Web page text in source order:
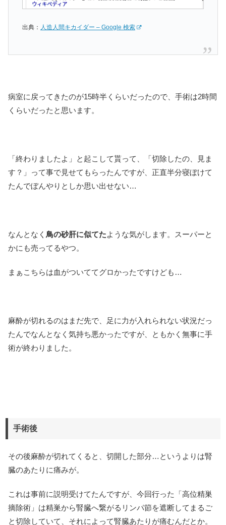
出典： 人造人間キカイダー – Google 検索
病室に戻ってきたのが15時半くらいだったので、手術は2時間
くらいだったと思います。
「終わりましたよ」と起こして貰って、「切除したの、見ま
す？」って事で見せてもらったんですが、正直半分寝ぼけて
たんでぼんやりとしか思い出せない…
なんとなく 鳥の砂肝に似てたような気がします。スーパーと
かにも売ってるやつ。
まぁこちらは血がついててグロかったですけども…
麻酔が切れるのはまだ先で、足に力が入れられない状況だっ
たんでなんとなく気持ち悪かったですが、ともかく無事に手
術が終わりました。
手術後
その後麻酔が切れてくると、切開した部分…というよりは腎
臓のあたりに痛みが。
これは事前に説明受けてたんですが、今回行った「高位精巣
摘除術」は精巣から腎臓へ繋がるリンパ節を遮断してまるご
と切除していて、それによって腎臓あたりが痛むんだとか。